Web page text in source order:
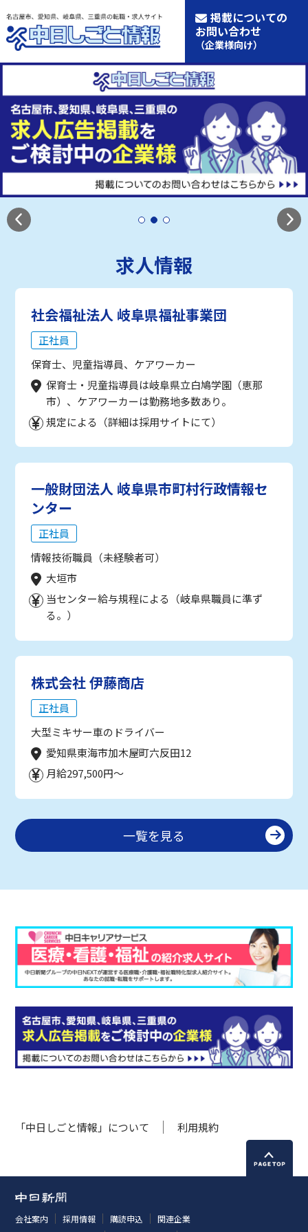
掲載についての
お問い合わせ
（企業様向け）
求人情報
社会福祉法人 岐阜県福祉事業団
正社員
保育士、児童指導員、ケアワーカー
保育士・児童指導員は岐阜県立白鳩学園（恵那
市）、ケアワーカーは勤務地多数あり。
規定による（詳細は採用サイトにて）
一般財団法人 岐阜県市町村行政情報セ
ンター
正社員
情報技術職員（未経験者可）
大垣市
当センター給与規程による（岐阜県職員に準ず
る。）
株式会社 伊藤商店
正社員
大型ミキサー車のドライバー
愛知県東海市加木屋町六反田12
月給297,500円～
一覧を見る
「中日しごと情報」について 利用規約
会社案内 採用情報 購読申込
関連企業